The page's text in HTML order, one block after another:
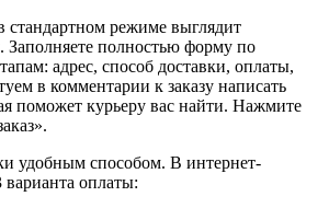
стандартном режиме выглядит
полностью форму по
адрес, способ доставки, оплаты,
в комментарии к заказу написать
поможет курьеру вас найти. Нажмите
удобным способом. В интернет-
варианта оплаты: